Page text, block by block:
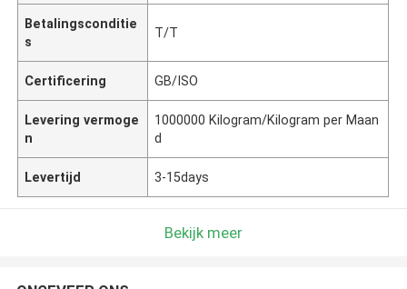
Betalingsconditie
s
T/T
Certificering GB/ISO
Levering vermoge
n
1000000 Kilogram/Kilogram per Maan
d
Levertijd 3-15days
Bekijk meer